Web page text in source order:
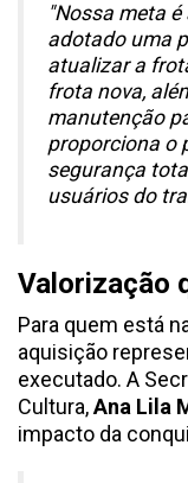
"Nossa meta
adotado uma
atualizar a
frota nova,
manutenção
proporciona o
segurança
usuários do
Valorização
Para quem está
aquisição
executado. A
Cultura,Ana Lila
impacto da